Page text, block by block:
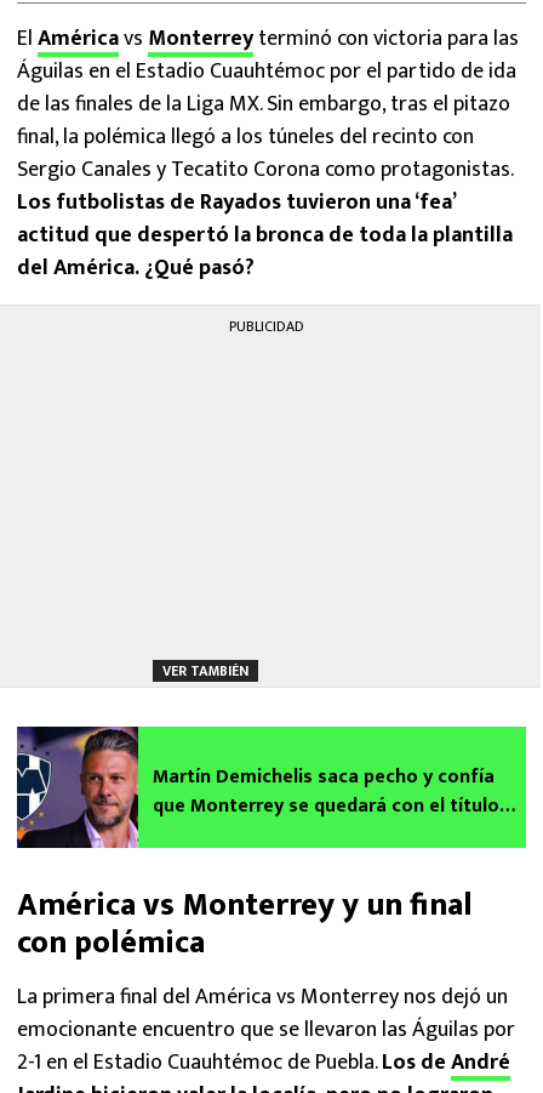
ElAméricavs Monterreyterminó con victoria para las
Águilas en el Estadio Cuauhtémoc por el partido de ida
de las finales de la Liga MX. Sin embargo, tras el pitazo
final, la polémica llegó a los túneles del recinto con
Sergio Canales y Tecatito Corona como protagonistas.
Los futbolistas de Rayados tuvieron una ‘fea’
actitud que despertó la bronca de toda la plantilla
del América. ¿Qué pasó?
PUBLICIDAD
VER TAMBIÉN
Martín Demichelis saca pecho y confía
que Monterrey se quedará con el título
América vs Monterrey y un final
con polémica
La primera final del América vs Monterrey nos dejó un
emocionante encuentro que se llevaron las Águilas por
2-1 en el Estadio Cuauhtémoc de Puebla.Los deAndré